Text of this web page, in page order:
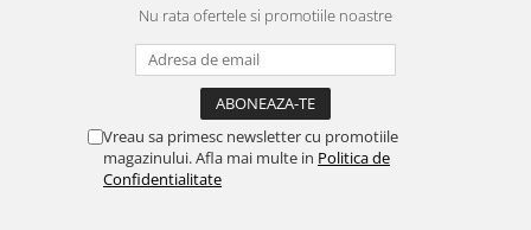
Nu rata ofertele si promotiile noastre
Vreau sa primesc newsletter cu promotiile
magazinului. Afla mai multe in Politica de
Confidentialitate